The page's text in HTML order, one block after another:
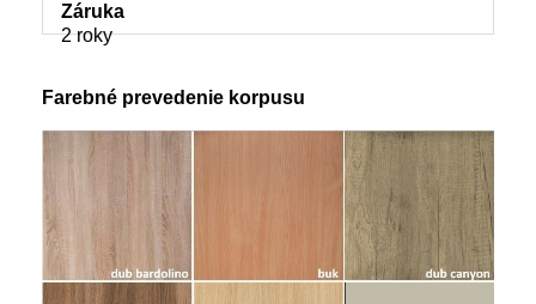
Záruka
2 roky
Farebné prevedenie korpusu